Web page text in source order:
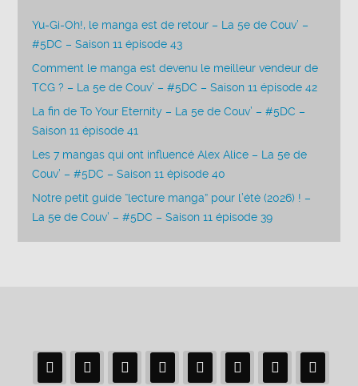
Yu-Gi-Oh!, le manga est de retour – La 5e de Couv’ –
#5DC – Saison 11 épisode 43
Comment le manga est devenu le meilleur vendeur de
TCG ? – La 5e de Couv’ – #5DC – Saison 11 épisode 42
La fin de To Your Eternity – La 5e de Couv’ – #5DC –
Saison 11 épisode 41
Les 7 mangas qui ont influencé Alex Alice – La 5e de
Couv’ – #5DC – Saison 11 épisode 40
Notre petit guide “lecture manga” pour l’été (2026) ! –
La 5e de Couv’ – #5DC – Saison 11 épisode 39